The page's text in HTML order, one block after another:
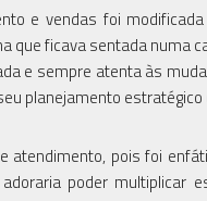
e vendas foi
que ficava sentada numa
e sempre atenta às
planejamento
atendimento, pois foi
poder multiplicar